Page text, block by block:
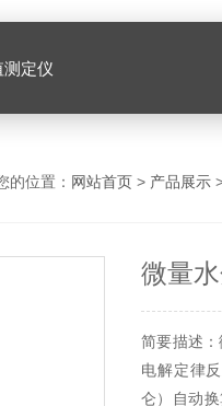
定仪
的位置： 网站首页 > 产品展示
微量
简要描述
电解定律
仑）自动